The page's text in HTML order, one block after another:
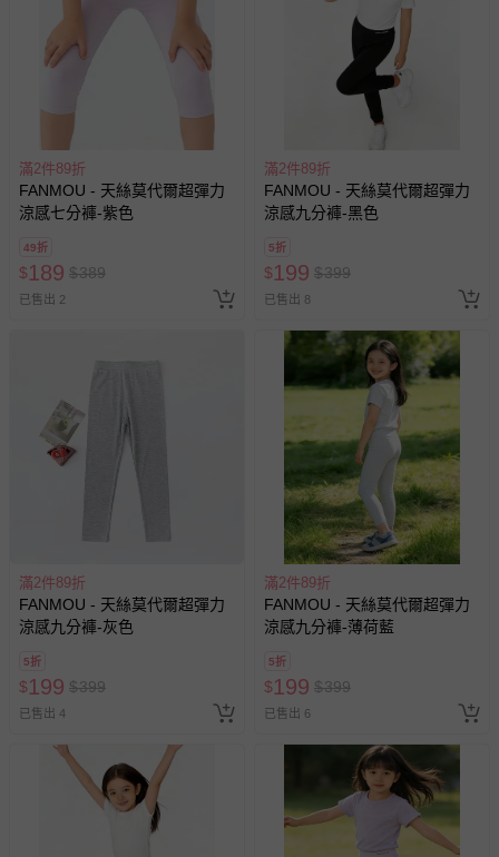
滿2件89折
FANMOU - 天絲莫代爾超彈力
涼感七分褲-紫色
49折
$189 $389
已售出 2
滿2件89折
FANMOU - 天絲莫代爾超彈力
涼感九分褲-黑色
5折
$199 $399
已售出 8
滿2件89折
FANMOU - 天絲莫代爾超彈力
涼感九分褲-灰色
5折
$199 $399
已售出 4
滿2件89折
FANMOU - 天絲莫代爾超彈力
涼感九分褲-薄荷藍
5折
$199 $399
已售出 6